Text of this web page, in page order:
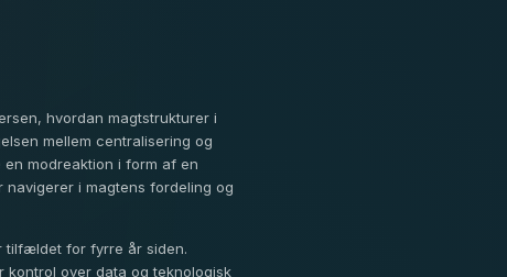
hvordan magtstrukturer i
mellem centralisering og
modreaktion i form af en
i magtens fordeling og
tilfældet for fyrre år siden.
kontrol over data og teknologisk